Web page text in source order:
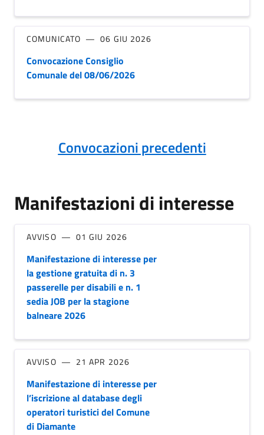
COMUNICATO 06 GIU 2026
Convocazione Consiglio
Comunale del 08/06/2026
Convocazioni precedenti
Manifestazioni di interesse
AVVISO 01 GIU 2026
Manifestazione di interesse per
la gestione gratuita di n. 3
passerelle per disabili e n. 1
sedia JOB per la stagione
balneare 2026
AVVISO 21 APR 2026
Manifestazione di interesse per
l’iscrizione al database degli
operatori turistici del Comune
di Diamante